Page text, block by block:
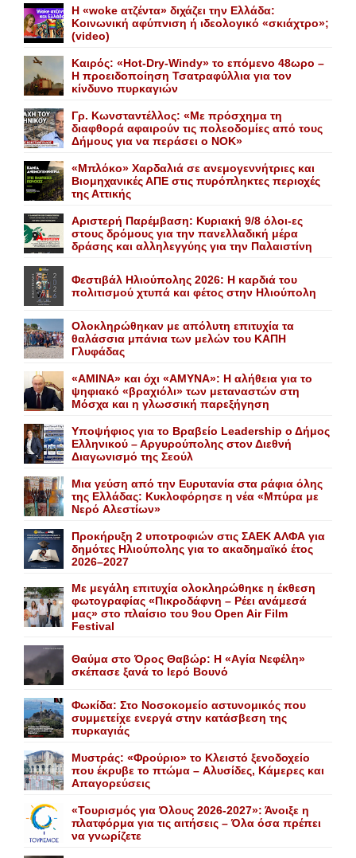
Η «woke ατζέντα» διχάζει την Ελλάδα:
Κοινωνική αφύπνιση ή ιδεολογικό «σκιάχτρο»;
(video)
Καιρός: «Hot-Dry-Windy» το επόμενο 48ωρο –
Η προειδοποίηση Τσατραφύλλια για τον
κίνδυνο πυρκαγιών
Γρ. Κωνσταντέλλος: «Με πρόσχημα τη
διαφθορά αφαιρούν τις πολεοδομίες από τους
Δήμους για να περάσει ο NOK»
«Mπλόκο» Xαρδαλιά σε ανεμογεννήτριες και
Bιομηχανικές ΑΠΕ στις πυρόπληκτες περιοχές
της Αττικής
Αριστερή Παρέμβαση: Κυριακή 9/8 όλοι-ες
στους δρόμους για την πανελλαδική μέρα
δράσης και αλληλεγγύης για την Παλαιστίνη
Φεστιβάλ Ηλιούπολης 2026: Η καρδιά του
πολιτισμού χτυπά και φέτος στην Ηλιούπολη
Ολοκληρώθηκαν με απόλυτη επιτυχία τα
θαλάσσια μπάνια των μελών του KAΠH
Γλυφάδας
«AMINA» και όχι «ΑΜΥΝΑ»: Η αλήθεια για το
ψηφιακό «βραχιόλι» των μεταναστών στη
Μόσχα και η γλωσσική παρεξήγηση
Yποψήφιος για το Bραβείο Leadership ο Δήμος
Ελληνικού – Αργυρούπολης στον Διεθνή
Διαγωνισμό της Σεούλ
Mια γεύση από την Eυρυτανία στα ράφια όλης
της Ελλάδας: Κυκλοφόρησε η νέα «Μπύρα με
Nερό Aλεστίων»
Προκήρυξη 2 υποτροφιών στις ΣΑΕΚ ΑΛΦΑ για
δημότες Ηλιούπολης για το ακαδημαϊκό έτος
2026–2027
Με μεγάλη επιτυχία ολοκληρώθηκε η έκθεση
φωτογραφίας «Πικροδάφνη – Ρέει ανάμεσά
μας» στο πλαίσιο του 9ου Open Air Film
Festival
Θαύμα στο Όρος Θαβώρ: H «Aγία Nεφέλη»
σκέπασε ξανά το Iερό Bουνό
Φωκίδα: Στο Νοσοκομείο αστυνομικός που
συμμετείχε ενεργά στην κατάσβεση της
πυρκαγιάς
Mυστράς: «Φρούριο» το Kλειστό ξενοδοχείο
που έκρυβε το πτώμα – Aλυσίδες, Kάμερες και
Aπαγορεύσεις
«Τουρισμός για Όλους 2026-2027»: Άνοιξε η
πλατφόρμα για τις αιτήσεις – Όλα όσα πρέπει
να γνωρίζετε